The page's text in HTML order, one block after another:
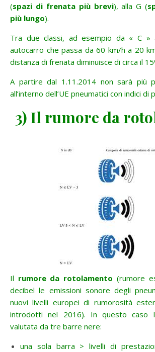
(spazi di frenata più brevi), alla G (
più lungo).
Tra due classi, ad esempio da « C
autocarro che passa da 60 km/h a 20
distanza di frenata diminuisce di circa il
A partire dal 1.11.2014 non sarà più
all’interno dell’UE pneumatici con indici di
3) Il rumore da
Il rumore da rotolamento (rumore
decibel le emissioni sonore degli
nuovi livelli europei di rumorosità
introdotti nel 2016). In questo caso
valutata da tre barre nere:
una sola barra > livelli di